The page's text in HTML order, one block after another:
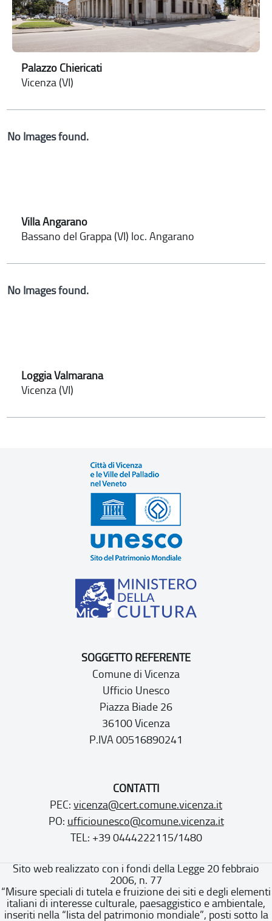
Palazzo Chiericati
Vicenza (VI)
No Images found.
Villa Angarano
Bassano del Grappa (VI) loc. Angarano
No Images found.
Loggia Valmarana
Vicenza (VI)
SOGGETTO REFERENTE
Comune di Vicenza
Ufficio Unesco
Piazza Biade 26
36100 Vicenza
P.IVA 00516890241
CONTATTI
PEC: vicenza@cert.comune.vicenza.it
PO: ufficiounesco@comune.vicenza.it
TEL: +39 0444222115/1480
Sito web realizzato con i fondi della Legge 20 febbraio
2006, n. 77
“Misure speciali di tutela e fruizione dei siti e degli elementi
italiani di interesse culturale, paesaggistico e ambientale,
inseriti nella “lista del patrimonio mondiale”, posti sotto la